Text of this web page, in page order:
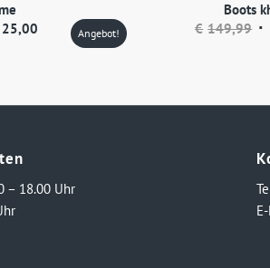
25,00 AktuellerAngebot!
Boots
€ 149,99
– 18.00 Uhr